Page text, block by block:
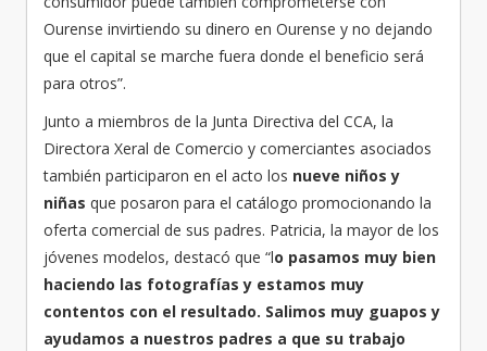
Ourense invirtiendo su dinero en Ourense y no dejando
que el capital se marche fuera donde el beneficio será
para otros”.
Junto a miembros de la Junta Directiva del CCA, la
Directora Xeral de Comercio y comerciantes asociados
también participaron en el acto los nueve niños y
niñas que posaron para el catálogo promocionando la
oferta comercial de sus padres. Patricia, la mayor de los
jóvenes modelos, destacó que “lo pasamos muy bien
haciendo las fotografías y estamos muy
contentos con el resultado. Salimos muy guapos y
ayudamos a nuestros padres a que su trabajo